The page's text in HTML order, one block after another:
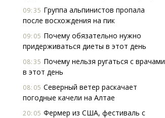
09:35 Группа альпинистов пропала
после восхождения на пик
09:05 Почему обязательно нужно
придерживаться диеты в этот день
08:35 Почему нельзя ругаться с врачами
в этот день
08:05 Северный ветер раскачает
погодные качели на Алтае
20:05 Фермер из США, фестиваль с